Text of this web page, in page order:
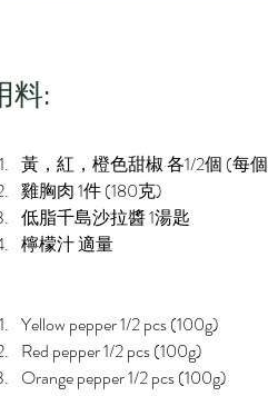
料:
黃，紅，橙色甜椒 各1/2個 (每
雞胸肉 1件 (180克)
低脂千島沙拉醬 1湯匙
檸檬汁 適量
Yellow pepper 1/2 pcs (100g)
Red pepper 1/2 pcs (100g)
Orange pepper 1/2 pcs (100g)